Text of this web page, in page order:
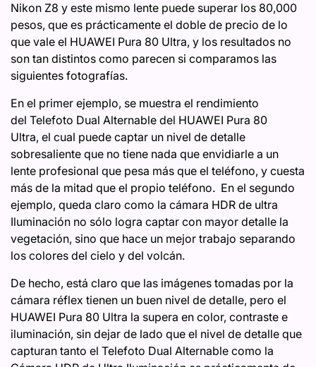
Nikon Z8 y este mismo lente puede superar los 80,000
pesos, que es prácticamente el doble de precio de lo
que vale el HUAWEI Pura 80 Ultra, y los resultados no
son tan distintos como parecen si comparamos las
siguientes fotografías.
En el primer ejemplo, se muestra el rendimiento
del Telefoto Dual Alternable del HUAWEI Pura 80
Ultra, el cual puede captar un nivel de detalle
sobresaliente que no tiene nada que envidiarle a un
lente profesional que pesa más que el teléfono, y cuesta
más de la mitad que el propio teléfono. En el segundo
ejemplo, queda claro como la cámara HDR de ultra
Iluminación no sólo logra captar con mayor detalle la
vegetación, sino que hace un mejor trabajo separando
los colores del cielo y del volcán.
De hecho, está claro que las imágenes tomadas por la
cámara réflex tienen un buen nivel de detalle, pero el
HUAWEI Pura 80 Ultra la supera en color, contraste e
iluminación, sin dejar de lado que el nivel de detalle que
capturan tanto el Telefoto Dual Alternable como la